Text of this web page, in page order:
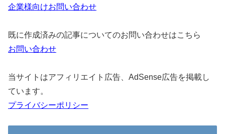
企業様向けお問い合わせ
既に作成済みの記事についてのお問い合わせはこちら
お問い合わせ
当サイトはアフィリエイト広告、AdSense広告を掲載し
ています。
プライバシーポリシー